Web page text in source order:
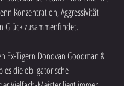
Konzentration, Aggressivität
Glück zusammenfindet.
Ex-Tigern Donovan Goodman &
es die obligatorische